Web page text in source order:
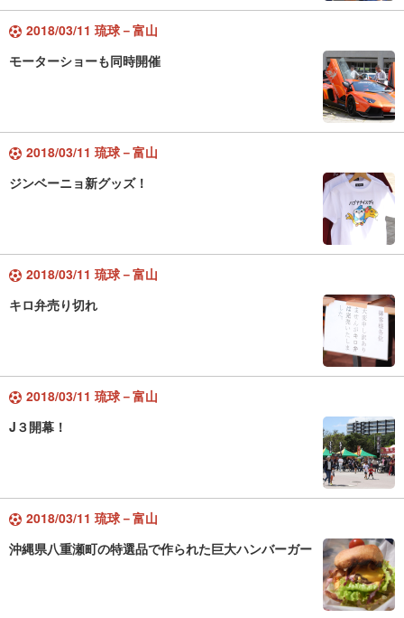
2018/03/11 琉球－富山
モーターショーも同時開催
2018/03/11 琉球－富山
ジンベーニョ新グッズ！
2018/03/11 琉球－富山
キロ弁売り切れ
2018/03/11 琉球－富山
J３開幕！
2018/03/11 琉球－富山
沖縄県八重瀬町の特選品で作られた巨大ハンバーガー